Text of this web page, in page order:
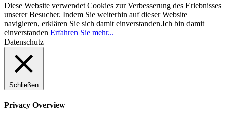
Diese Website verwendet Cookies zur Verbesserung des Erlebnisses
unserer Besucher. Indem Sie weiterhin auf dieser Website
navigieren, erklären Sie sich damit einverstanden.Ich bin damit
einverstanden Erfahren Sie mehr...
Datenschutz
Schließen
Privacy Overview